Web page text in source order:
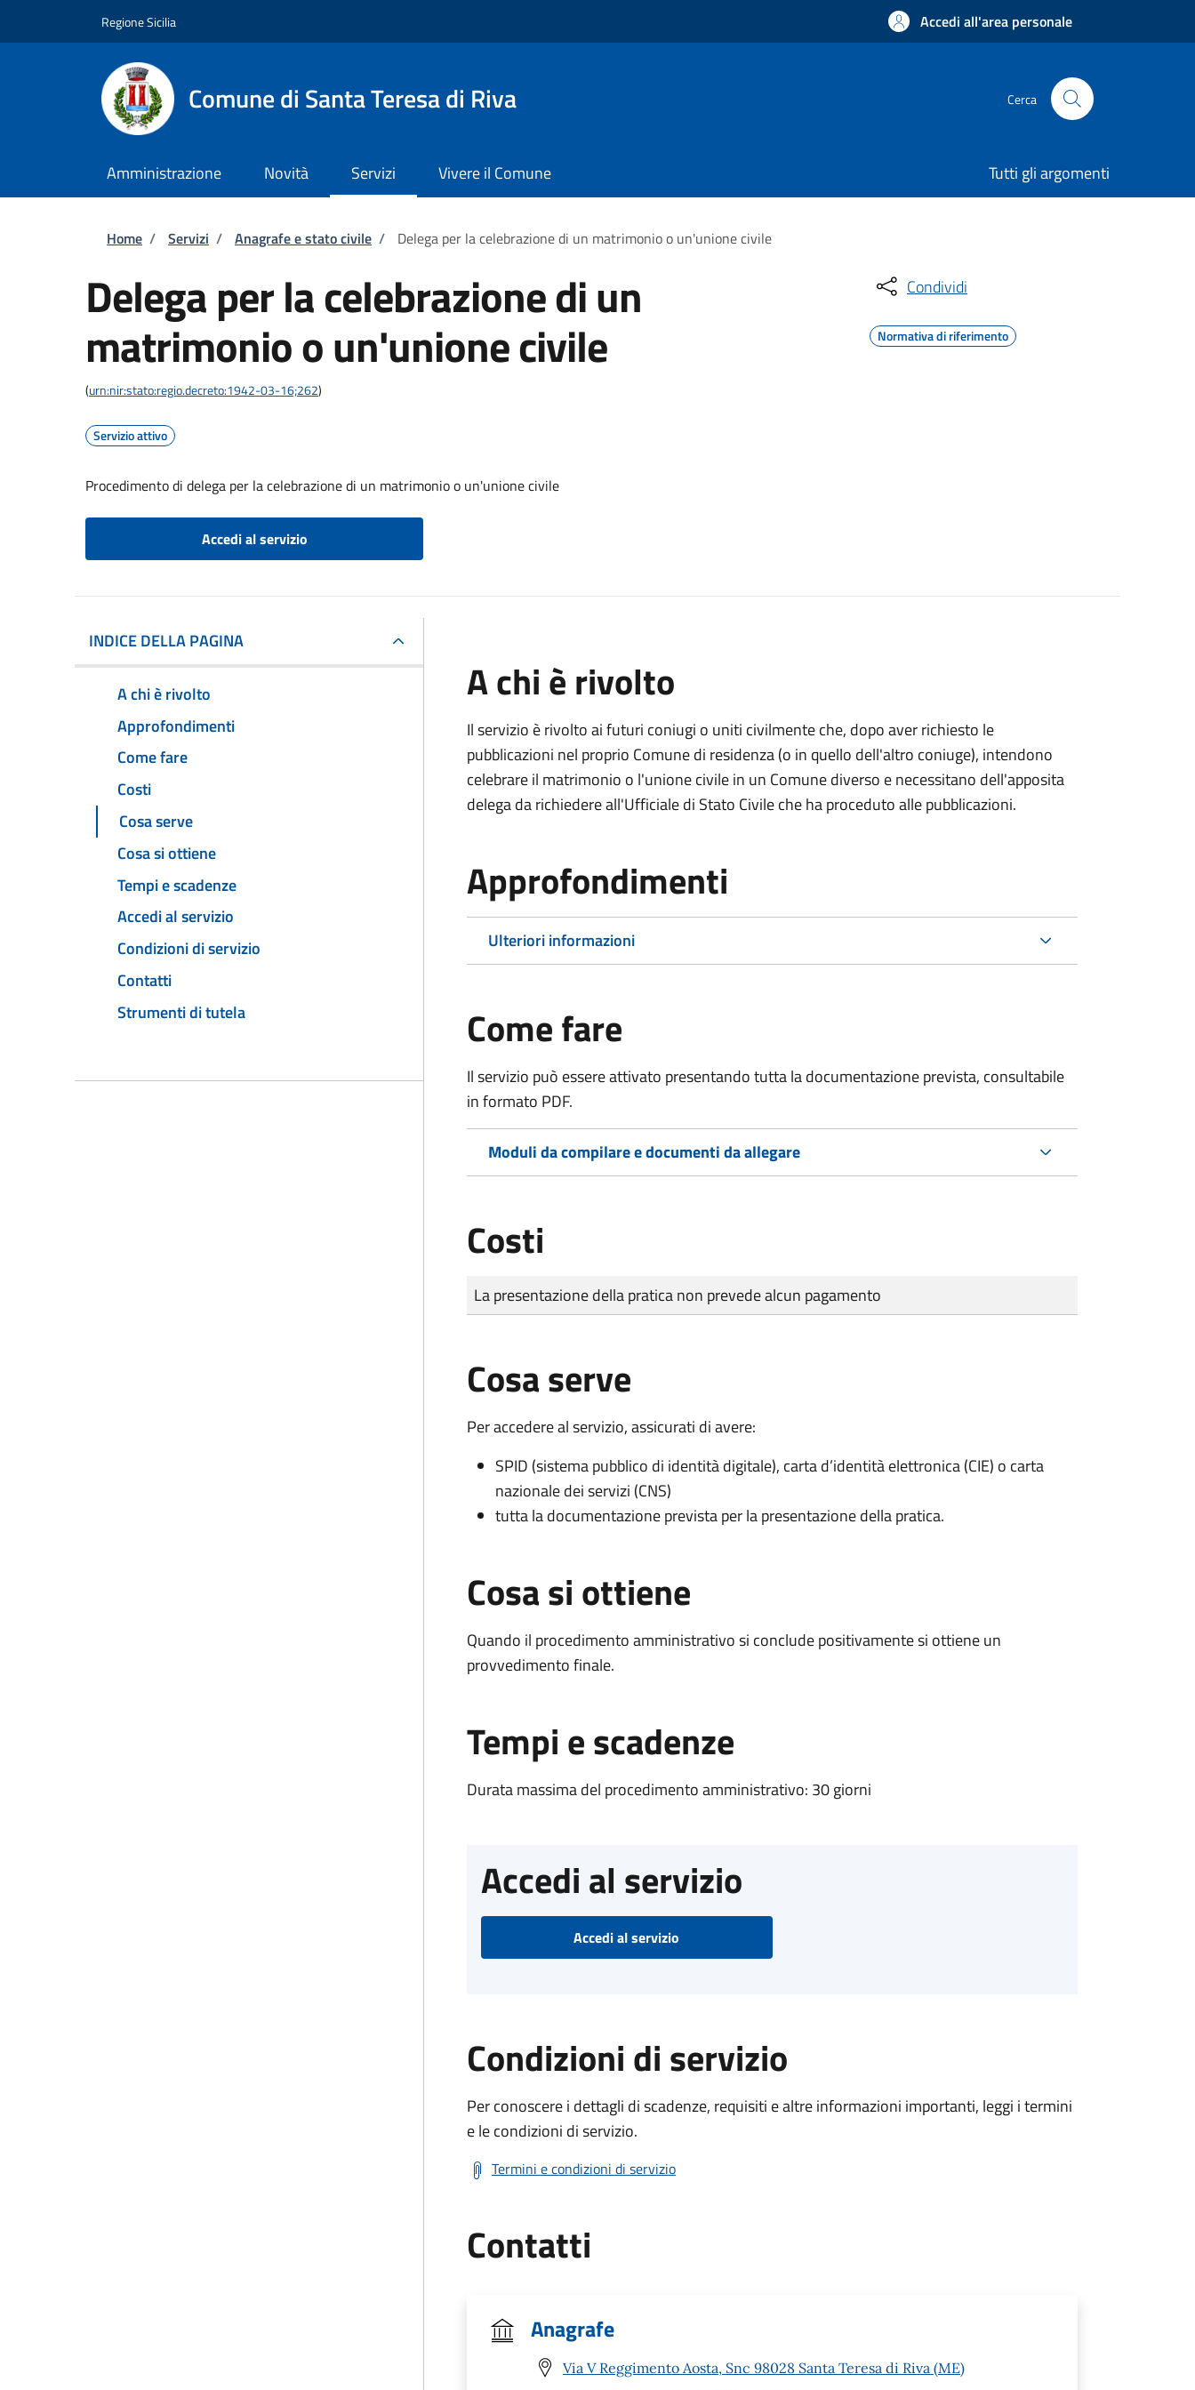
Regione Sicilia Accedi all'area personale
Comune di Santa Teresa di Riva Cerca
Amministrazione Novità Servizi Vivere il Comune Tutti gli argomenti
Briciole di pane
Home / Servizi / Anagrafe e stato civile / Delega per la celebrazione di un matrimonio o un'unione civile
Delega per la celebrazione di un
matrimonio o un'unione civile
(urn:nir:stato:regio.decreto:1942-03-16;262)
Servizio attivo
Procedimento di delega per la celebrazione di un matrimonio o un'unione civile
Accedi al servizio
Condividi
Normativa di riferimento
INDICE DELLA PAGINA
A chi è rivolto
Approfondimenti
Come fare
Costi
Cosa serve
Cosa si ottiene
Tempi e scadenze
Accedi al servizio
Condizioni di servizio
Contatti
Strumenti di tutela
A chi è rivolto
Il servizio è rivolto ai futuri coniugi o uniti civilmente che, dopo aver richiesto le
pubblicazioni nel proprio Comune di residenza (o in quello dell'altro coniuge), intendono
celebrare il matrimonio o l'unione civile in un Comune diverso e necessitano dell'apposita
delega da richiedere all'Ufficiale di Stato Civile che ha proceduto alle pubblicazioni.
Approfondimenti
Ulteriori informazioni
Come fare
Il servizio può essere attivato presentando tutta la documentazione prevista, consultabile
in formato PDF.
Moduli da compilare e documenti da allegare
Costi
Tipo di pagamento
Importo
La presentazione della pratica non prevede alcun pagamento
Cosa serve
Per accedere al servizio, assicurati di avere:
SPID (sistema pubblico di identità digitale), carta d’identità elettronica (CIE) o carta
nazionale dei servizi (CNS)
tutta la documentazione prevista per la presentazione della pratica.
Cosa si ottiene
Quando il procedimento amministrativo si conclude positivamente si ottiene un
provvedimento finale.
Tempi e scadenze
Durata massima del procedimento amministrativo: 30 giorni
Accedi al servizio
Accedi al servizio
Condizioni di servizio
Per conoscere i dettagli di scadenze, requisiti e altre informazioni importanti, leggi i termini
e le condizioni di servizio.
Termini e condizioni di servizio
Contatti
Anagrafe
Via V Reggimento Aosta, Snc 98028 Santa Teresa di Riva (ME)